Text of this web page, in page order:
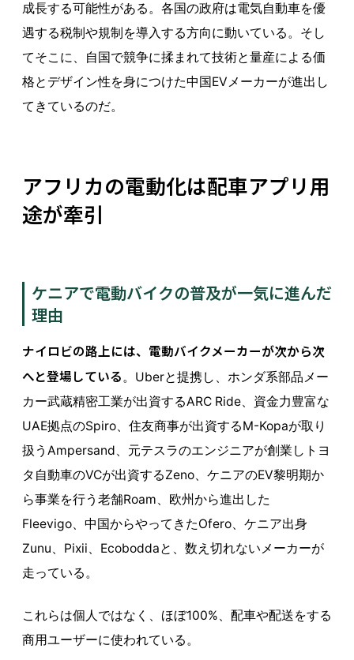
成長する可能性がある。各国の政府は電気自動車を優
遇する税制や規制を導入する方向に動いている。そし
てそこに、自国で競争に揉まれて技術と量産による価
格とデザイン性を身につけた中国EVメーカーが進出し
てきているのだ。
アフリカの電動化は配車アプリ用
途が牽引
ケニアで電動バイクの普及が一気に進んだ
理由
ナイロビの路上には、電動バイクメーカーが次から次
へと登場している。Uberと提携し、ホンダ系部品メー
カー武蔵精密工業が出資するARC Ride、資金力豊富な
UAE拠点のSpiro、住友商事が出資するM-Kopaが取り
扱うAmpersand、元テスラのエンジニアが創業しトヨ
タ自動車のVCが出資するZeno、ケニアのEV黎明期か
ら事業を行う老舗Roam、欧州から進出した
Fleevigo、中国からやってきたOfero、ケニア出身
Zunu、Pixii、Ecoboddaと、数え切れないメーカーが
走っている。
これらは個人ではなく、ほぼ100%、配車や配送をする
商用ユーザーに使われている。